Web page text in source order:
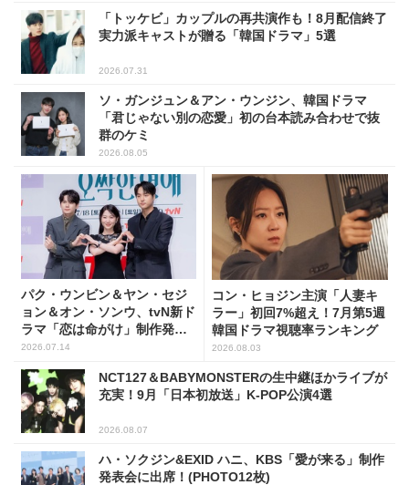
「トッケビ」カップルの再共演作も！8月配信終了
実力派キャストが贈る「韓国ドラマ」5選
2026.07.31
ソ・ガンジュン＆アン・ウンジン、韓国ドラマ
「君じゃない別の恋愛」初の台本読み合わせで抜
群のケミ
2026.08.05
パク・ウンビン＆ヤン・セジ
ョン＆オン・ソンウ、tvN新ド
ラマ「恋は命がけ」制作発表
会に出席！(PHOTO18枚)
2026.07.14
コン・ヒョジン主演「人妻キ
ラー」初回7%超え！7月第5週
韓国ドラマ視聴率ランキング
2026.08.03
NCT127＆BABYMONSTERの生中継ほかライブが
充実！9月「日本初放送」K-POP公演4選
2026.08.07
ハ・ソクジン&EXID ハニ、KBS「愛が来る」制作
発表会に出席！(PHOTO12枚)